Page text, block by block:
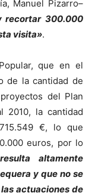
Manuel Pizarro–
recortar 300.000
visita».
que en el
de la cantidad de
del Plan
2010, la cantidad
€, lo que
euros, por lo
altamente
y que no se
actuaciones de